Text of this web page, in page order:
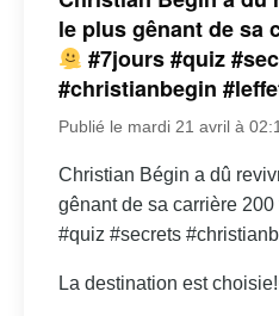
le plus gênant de sa
#7jours #quiz
#christianbegin
Publié le mardi 21 avril à
Christian Bégin a dû
gênant de sa carrière 200
#quiz #secrets
La destination est